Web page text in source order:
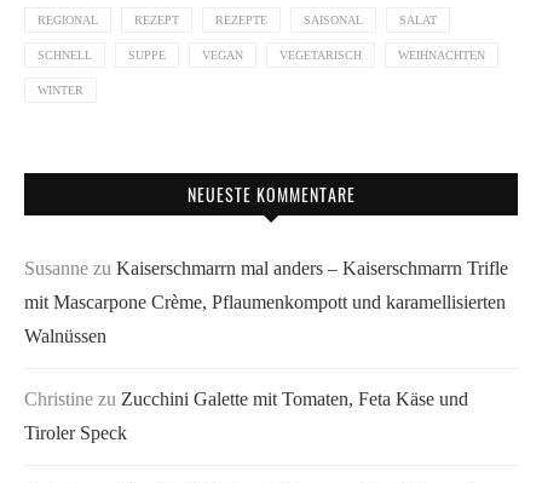
REGIONAL REZEPT REZEPTE SAISONAL SALAT
SCHNELL SUPPE VEGAN VEGETARISCH WEIHNACHTEN
WINTER
NEUESTE KOMMENTARE
Susanne zu Kaiserschmarrn mal anders – Kaiserschmarrn Trifle
mit Mascarpone Crème, Pflaumenkompott und karamellisierten
Walnüssen
Christine zu Zucchini Galette mit Tomaten, Feta Käse und
Tiroler Speck